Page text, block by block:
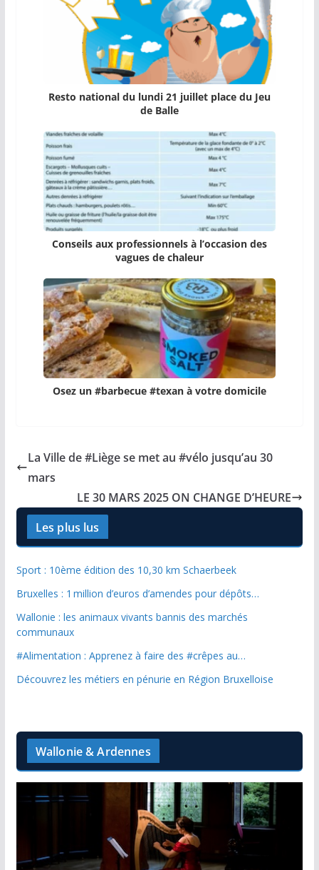
Resto national du lundi 21 juillet place du Jeu
de Balle
Conseils aux professionnels à l’occasion des
vagues de chaleur
Osez un #barbecue #texan à votre domicile
La Ville de #Liège se met au #vélo jusqu’au 30
mars
LE 30 MARS 2025 ON CHANGE D’HEURE
Les plus lus
Sport : 10ème édition des 10,30 km Schaerbeek
Bruxelles : 1 million d’euros d’amendes pour dépôts…
Wallonie : les animaux vivants bannis des marchés
communaux
#Alimentation : Apprenez à faire des #crêpes au…
Découvrez les métiers en pénurie en Région Bruxelloise
Wallonie & Ardennes